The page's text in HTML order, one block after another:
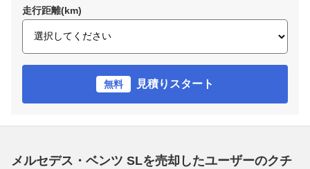
走行距離(km)
無料 見積りスタート
メルセデス・ベンツ SLを売却したユーザーのクチ